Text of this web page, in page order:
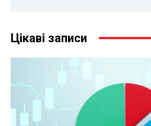
Цікаві записи